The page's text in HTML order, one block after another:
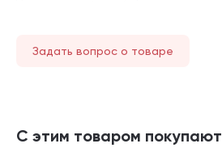
Задать вопрос о товаре
С этим товаром покупают